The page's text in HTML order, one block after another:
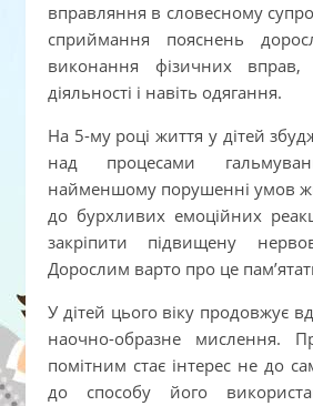
вправляння в словесному
сприймання пояснень
виконання фізичних вправ,
діяльності і навіть одягання.
На 5-му році життя у дітей
над процесами
найменшому порушенні умов
до бурхливих емоційних
закріпити підвищену
Дорослим варто про це
У дітей цього віку продовжує
наочно-образне мислення.
помітним стає інтерес не до
до способу його